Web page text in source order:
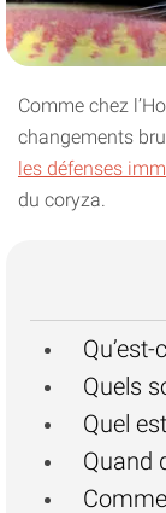
Comme chez
changements
les défenses
du coryza.
Quels
Quel
Quand